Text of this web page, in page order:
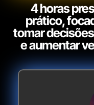
4 horas
prático,
tomar
e aumentar